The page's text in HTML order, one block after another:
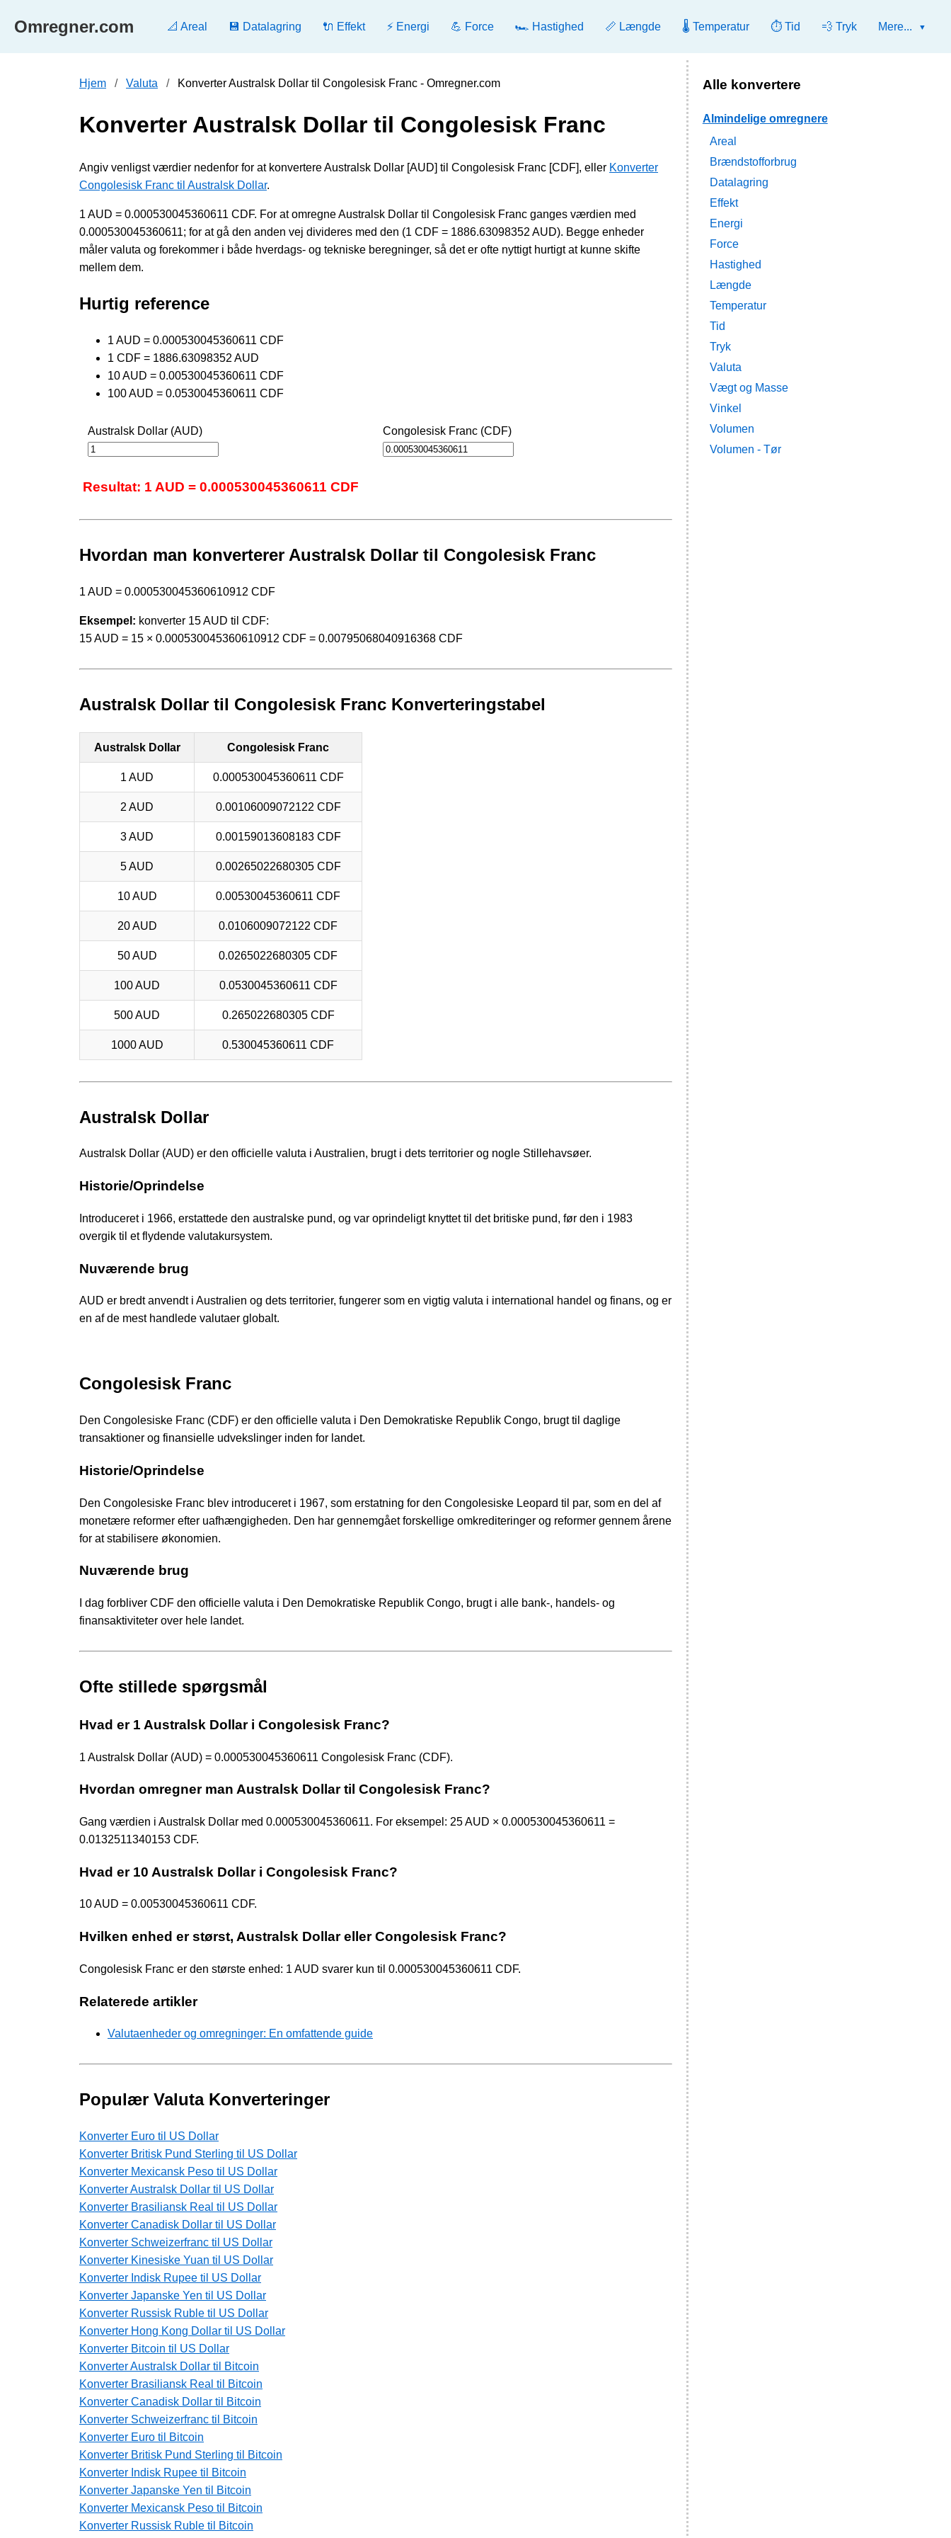
Omregner.com 📐 Areal 💾 Datalagring 🔌 Effekt ⚡ Energi 💪 Force 🏎️ Hastighed 📏 Længde 🌡️ Temperatur ⏱️ Tid 💨 Tryk Mere...
Hjem Valuta Konverter Australsk Dollar til Congolesisk Franc - Omregner.com
Konverter Australsk Dollar til Congolesisk Franc
Angiv venligst værdier nedenfor for at konvertere Australsk Dollar [AUD] til Congolesisk Franc [CDF], eller Konverter
Congolesisk Franc til Australsk Dollar.
1 AUD = 0.000530045360611 CDF. For at omregne Australsk Dollar til Congolesisk Franc ganges værdien med
0.000530045360611; for at gå den anden vej divideres med den (1 CDF = 1886.63098352 AUD). Begge enheder
måler valuta og forekommer i både hverdags- og tekniske beregninger, så det er ofte nyttigt hurtigt at kunne skifte
mellem dem.
Hurtig reference
1 AUD = 0.000530045360611 CDF
1 CDF = 1886.63098352 AUD
10 AUD = 0.00530045360611 CDF
100 AUD = 0.0530045360611 CDF
Australsk Dollar (AUD) Congolesisk Franc (CDF)
Resultat: 1 AUD = 0.000530045360611 CDF
Hvordan man konverterer Australsk Dollar til Congolesisk Franc
1 AUD = 0.000530045360610912 CDF
Eksempel: konverter 15 AUD til CDF:
15 AUD = 15 × 0.000530045360610912 CDF = 0.00795068040916368 CDF
Australsk Dollar til Congolesisk Franc Konverteringstabel
Australsk Dollar Congolesisk Franc
1 AUD 0.000530045360611 CDF
2 AUD 0.00106009072122 CDF
3 AUD 0.00159013608183 CDF
5 AUD 0.00265022680305 CDF
10 AUD 0.00530045360611 CDF
20 AUD 0.0106009072122 CDF
50 AUD 0.0265022680305 CDF
100 AUD 0.0530045360611 CDF
500 AUD 0.265022680305 CDF
1000 AUD 0.530045360611 CDF
Australsk Dollar
Australsk Dollar (AUD) er den officielle valuta i Australien, brugt i dets territorier og nogle Stillehavsøer.
Historie/Oprindelse
Introduceret i 1966, erstattede den australske pund, og var oprindeligt knyttet til det britiske pund, før den i 1983
overgik til et flydende valutakursystem.
Nuværende brug
AUD er bredt anvendt i Australien og dets territorier, fungerer som en vigtig valuta i international handel og finans, og er
en af de mest handlede valutaer globalt.
Congolesisk Franc
Den Congolesiske Franc (CDF) er den officielle valuta i Den Demokratiske Republik Congo, brugt til daglige
transaktioner og finansielle udvekslinger inden for landet.
Historie/Oprindelse
Den Congolesiske Franc blev introduceret i 1967, som erstatning for den Congolesiske Leopard til par, som en del af
monetære reformer efter uafhængigheden. Den har gennemgået forskellige omkrediteringer og reformer gennem årene
for at stabilisere økonomien.
Nuværende brug
I dag forbliver CDF den officielle valuta i Den Demokratiske Republik Congo, brugt i alle bank-, handels- og
finansaktiviteter over hele landet.
Ofte stillede spørgsmål
Hvad er 1 Australsk Dollar i Congolesisk Franc?
1 Australsk Dollar (AUD) = 0.000530045360611 Congolesisk Franc (CDF).
Hvordan omregner man Australsk Dollar til Congolesisk Franc?
Gang værdien i Australsk Dollar med 0.000530045360611. For eksempel: 25 AUD × 0.000530045360611 =
0.0132511340153 CDF.
Hvad er 10 Australsk Dollar i Congolesisk Franc?
10 AUD = 0.00530045360611 CDF.
Hvilken enhed er størst, Australsk Dollar eller Congolesisk Franc?
Congolesisk Franc er den største enhed: 1 AUD svarer kun til 0.000530045360611 CDF.
Relaterede artikler
Valutaenheder og omregninger: En omfattende guide
Populær Valuta Konverteringer
Konverter Euro til US Dollar
Konverter Britisk Pund Sterling til US Dollar
Konverter Mexicansk Peso til US Dollar
Konverter Australsk Dollar til US Dollar
Konverter Brasiliansk Real til US Dollar
Konverter Canadisk Dollar til US Dollar
Konverter Schweizerfranc til US Dollar
Konverter Kinesiske Yuan til US Dollar
Konverter Indisk Rupee til US Dollar
Konverter Japanske Yen til US Dollar
Konverter Russisk Ruble til US Dollar
Konverter Hong Kong Dollar til US Dollar
Konverter Bitcoin til US Dollar
Konverter Australsk Dollar til Bitcoin
Konverter Brasiliansk Real til Bitcoin
Konverter Canadisk Dollar til Bitcoin
Konverter Schweizerfranc til Bitcoin
Konverter Euro til Bitcoin
Konverter Britisk Pund Sterling til Bitcoin
Konverter Indisk Rupee til Bitcoin
Konverter Japanske Yen til Bitcoin
Konverter Mexicansk Peso til Bitcoin
Konverter Russisk Ruble til Bitcoin
Alle konvertere
Almindelige omregnere
Areal
Brændstofforbrug
Datalagring
Effekt
Energi
Force
Hastighed
Længde
Temperatur
Tid
Tryk
Valuta
Vægt og Masse
Vinkel
Volumen
Volumen - Tør